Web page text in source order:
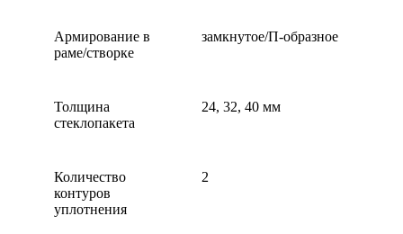
Армирование в
раме/створке
замкнутое/П-образное
Толщина
стеклопакета
24, 32, 40 мм
Количество
контуров
уплотнения
2